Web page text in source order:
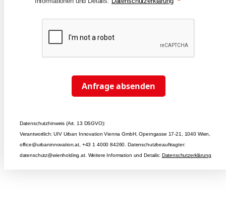
Anfrage absenden
Datenschutzhinweis (Art. 13 DSGVO):
Verantwortlich: UIV Urban Innovation Vienna GmbH, Operngasse 17-21, 1040 Wien,
office@urbaninnovation.at, +43 1 4000 84260. Datenschutzbeauftragter:
datenschutz@wienholding.at. Weitere Information und Details: Datenschutzerklärung